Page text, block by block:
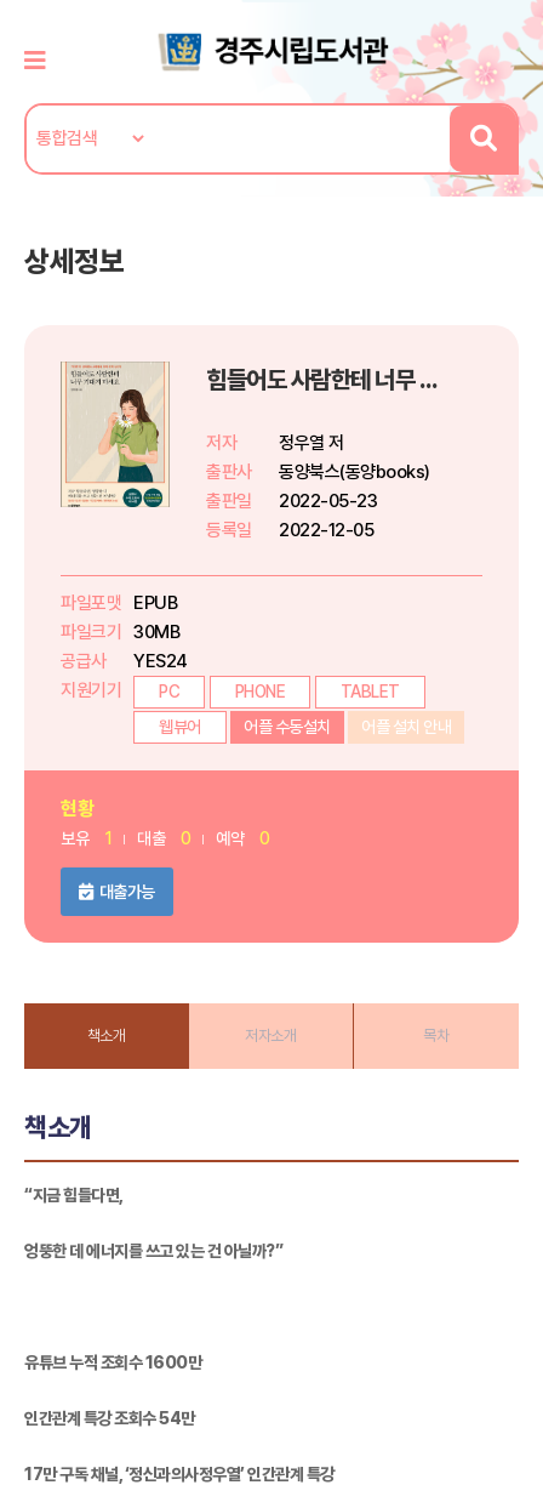
상세정보
힘들어도 사람한테 너무 기대지 마세요
저자
정우열 저
출판사
동양북스(동양books)
출판일
2022-05-23
등록일
2022-12-05
파일포맷
EPUB
파일크기
30MB
공급사
YES24
지원기기
PC PHONE
TABLET
웹뷰어
어플 수동설치 어플 설치 안내
현황
보유 1 대출 0 예약 0
대출가능
책소개 저자소개 목차
책소개
“지금 힘들다면,
엉뚱한 데 에너지를 쓰고 있는 건 아닐까?”
유튜브 누적 조회수 1600만
인간관계 특강 조회수 54만
17만 구독 채널, ‘정신과의사정우열’ 인간관계 특강